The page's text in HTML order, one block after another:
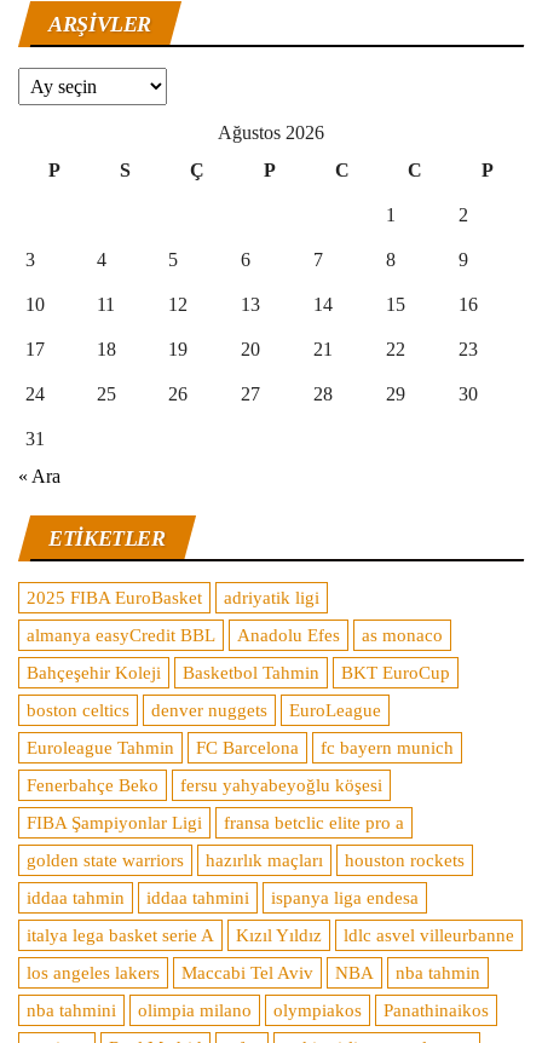
ARŞIVLER
Arşivler
Ağustos 2026
P
S Ç P C C P
1 2
3 4 5 6 7 8 9
10 11 12 13 14 15 16
17 18 19 20 21 22 23
24 25 26 27 28 29 30
31
« Ara
ETIKETLER
2025 FIBA EuroBasket
adriyatik ligi
almanya easyCredit BBL
Anadolu Efes
as monaco
Bahçeşehir Koleji
Basketbol Tahmin
BKT EuroCup
boston celtics
denver nuggets
EuroLeague
Euroleague Tahmin
FC Barcelona
fc bayern munich
Fenerbahçe Beko
fersu yahyabeyoğlu köşesi
FIBA Şampiyonlar Ligi
fransa betclic elite pro a
golden state warriors
hazırlık maçları
houston rockets
iddaa tahmin
iddaa tahmini
ispanya liga endesa
italya lega basket serie A
Kızıl Yıldız
ldlc asvel villeurbanne
los angeles lakers
Maccabi Tel Aviv NBA
nba tahmin
nba tahmini
olimpia milano olympiakos
Panathinaikos